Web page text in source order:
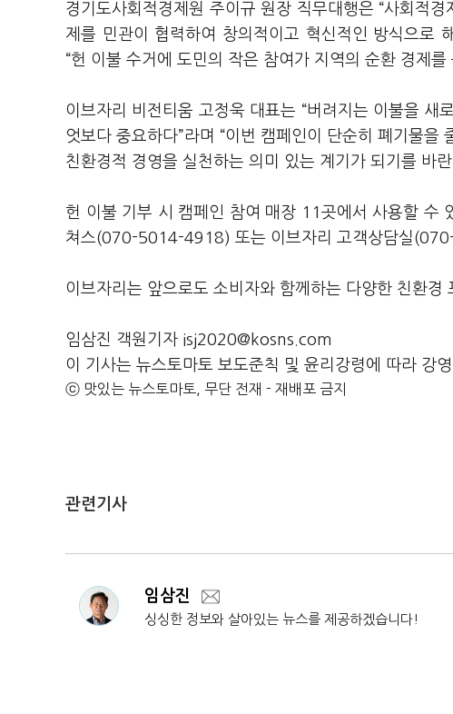
경기도사회적경제원 주이규 원장 직무대행은 “사회적
제를 민관이 협력하여 창의적이고 혁신적인 방식으로
“헌 이불 수거에 도민의 작은 참여가 지역의 순환 경제
이브자리 비전티움 고정욱 대표는 “버려지는 이불을
엇보다 중요하다”라며 “이번 캠페인이 단순히 폐기물
친환경적 경영을 실천하는 의미 있는 계기가 되기를 바
헌 이불 기부 시 캠페인 참여 매장 11곳에서 사용할 수
쳐스(070-5014-4918) 또는 이브자리 고객상담실
이브자리는 앞으로도 소비자와 함께하는 다양한 친환경
임삼진 객원기자 isj2020@kosns.com
이 기사는 뉴스토마토 보도준칙 및 윤리강령에 따라 강
ⓒ 맛있는 뉴스토마토, 무단 전재 - 재배포 금지
관련기사
임삼진
싱싱한 정보와 살아있는 뉴스를 제공하겠습니다!